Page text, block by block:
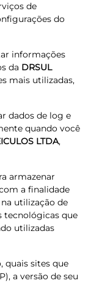
de
do
informações
da DRSUL
mais utilizadas,
dados de log e
quando você
LTDA,
armazenar
a finalidade
utilização de
tecnológicas que
utilizadas
quais sites que
a versão de seu